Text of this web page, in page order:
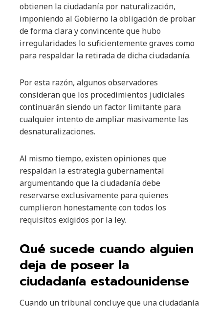
obtienen la ciudadanía por naturalización,
imponiendo al Gobierno la obligación de probar
de forma clara y convincente que hubo
irregularidades lo suficientemente graves como
para respaldar la retirada de dicha ciudadanía.
Por esta razón, algunos observadores
consideran que los procedimientos judiciales
continuarán siendo un factor limitante para
cualquier intento de ampliar masivamente las
desnaturalizaciones.
Al mismo tiempo, existen opiniones que
respaldan la estrategia gubernamental
argumentando que la ciudadanía debe
reservarse exclusivamente para quienes
cumplieron honestamente con todos los
requisitos exigidos por la ley.
Qué sucede cuando alguien
deja de poseer la
ciudadanía estadounidense
Cuando un tribunal concluye que una ciudadanía